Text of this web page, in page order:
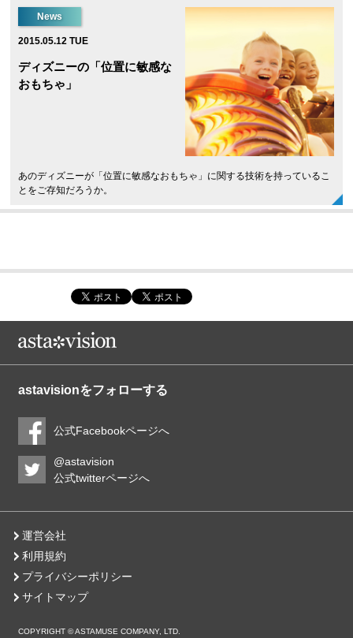
News
2015.05.12 TUE
ディズニーの「位置に敏感な
おもちゃ」
あのディズニーが「位置に敏感なおもちゃ」に関する技術を持っているこ
とをご存知だろうか。
astavisionをフォローする
公式Facebookページへ
@astavision
公式twitterページへ
運営会社
利用規約
プライバシーポリシー
サイトマップ
COPYRIGHT © ASTAMUSE COMPANY, LTD.